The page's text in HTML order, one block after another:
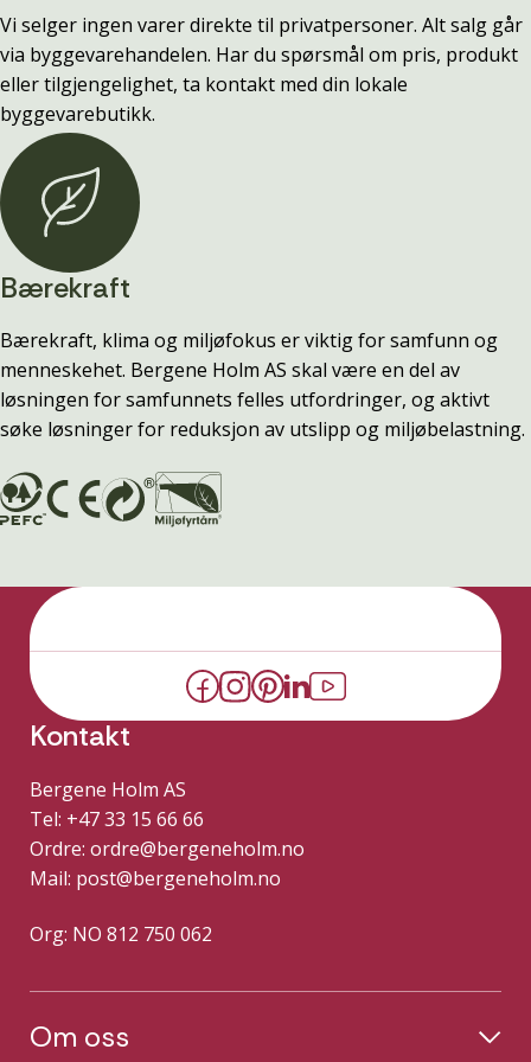
Vi selger ingen varer direkte til privatpersoner. Alt salg går
via byggevarehandelen. Har du spørsmål om pris, produkt
eller tilgjengelighet, ta kontakt med din lokale
byggevarebutikk.
Bærekraft
Bærekraft, klima og miljøfokus er viktig for samfunn og
menneskehet. Bergene Holm AS skal være en del av
løsningen for samfunnets felles utfordringer, og aktivt
søke løsninger for reduksjon av utslipp og miljøbelastning.
Kontakt
Bergene Holm AS
Tel: +47 33 15 66 66
Ordre: ordre@bergeneholm.no
Mail: post@bergeneholm.no
Org: NO 812 750 062
Om oss